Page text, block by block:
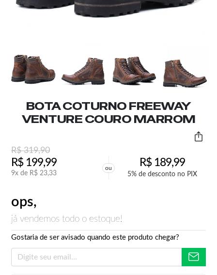
BOTA COTURNO FREEWAY
VENTURE COURO MARROM
R$319,90
R$199,99
9x de R$ 23,33
ou R$189,99
5% de desconto no PIX
ops,
já vendemos todo o estoque!
Gostaria de ser avisado quando este produto chegar?